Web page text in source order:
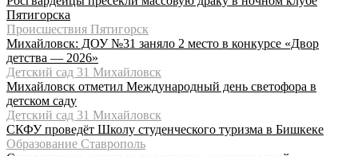
Пятигорска
Происшествия Пятигорск
Михайловск: ДОУ №31 заняло 2 место в конкурсе «Двор
детства — 2026»
Детский сад 31 Михайловск
Михайловск отметил Международный день светофора в
детском саду
Детский сад 31 Михайловск
СКФУ проведёт Школу студенческого туризма в Бишкеке
Образование Ставрополь